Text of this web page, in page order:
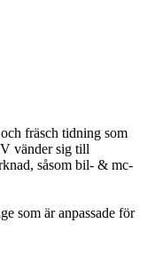
fräsch tidning som
vänder sig till
såsom bil- & mc-
som är anpassade för